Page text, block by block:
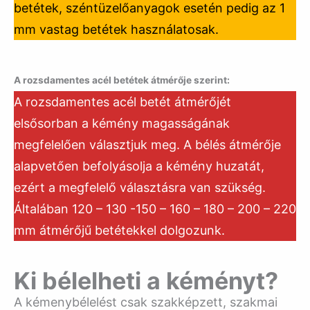
betétek, széntüzelőanyagok esetén pedig az 1
mm vastag betétek használatosak.
A rozsdamentes acél betétek átmérője szerint:
A rozsdamentes acél betét átmérőjét
elsősorban a kémény magasságának
megfelelően választjuk meg. A bélés átmérője
alapvetően befolyásolja a kémény huzatát,
ezért a megfelelő választásra van szükség.
Általában 120 – 130 -150 – 160 – 180 – 200 – 220
mm átmérőjű betétekkel dolgozunk.
Ki bélelheti a kéményt?
A kémenybélelést csak szakképzett, szakmai